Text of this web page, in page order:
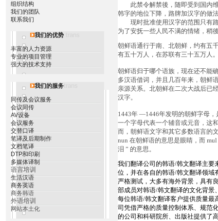
组织结构
我们的团队
联系我们
我们的优势
丰富的人力资源
专业的项目管理
强大的技术支持
我们的服务
同传及会议服务
会议同传
AV设备
会议服务
交替口译
笔译及后期制作
文档笔译
DTP和印刷
多媒体译制
语言培训
生活汉语
商务英语
商务韩语
外语培训
网站本土化
此禁令解禁後，随即受到国内维
韩字的地位下降，路牌加汉字的做
现时批准使用汉字的范围只有路
为了安抚一些人民不满的情绪，稍
朝鲜语通行于南、北朝鲜，约有五
有五十万人，在苏联有三十五万人
朝鲜语归于哪个语族，现在还不能
多汉语借词，并且几百年来，朝鲜
亲源关系。北朝鲜在二次大战后已
汉字。
1443年 —1446年发明的朝鲜字母
一个字母代表一个辅音或元音，这
而，朝鲜语文字和其它多数语言的
nun 在朝鲜语的意思是眼睛，而
泪 ” 的意思。
我们翻译公司的韩语/韩文翻译主要
位，并在各自的韩语/韩文翻译领域
严格测试，大多有海外背景，具有
部成员对韩语/韩文翻译的文化背景
每位韩语/韩文翻译客户提供质量最
司凭借严格的质量控制体系、规范
的公司和科研院所、出版社提供了